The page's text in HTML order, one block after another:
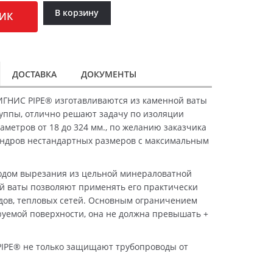
В корзину
ДОСТАВКА ДОКУМЕНТЫ
PIPE® изготавливаются из каменной ваты
отлично решают задачу по изоляции
от 18 до 324 мм., по желанию заказчика
нестандартных размеров с максимальным
вырезания из цельной минераловатной
ваты позволяют применять его практически
тепловых сетей. Основным ограничением
поверхности, она не должна превышать +
не только защищают трубопроводы от